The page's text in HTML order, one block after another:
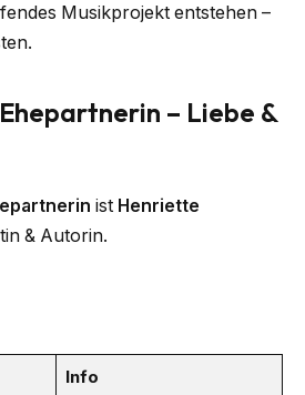
Musikprojekt entstehen –
– Liebe &
ist Henriette
& Autorin.
Info